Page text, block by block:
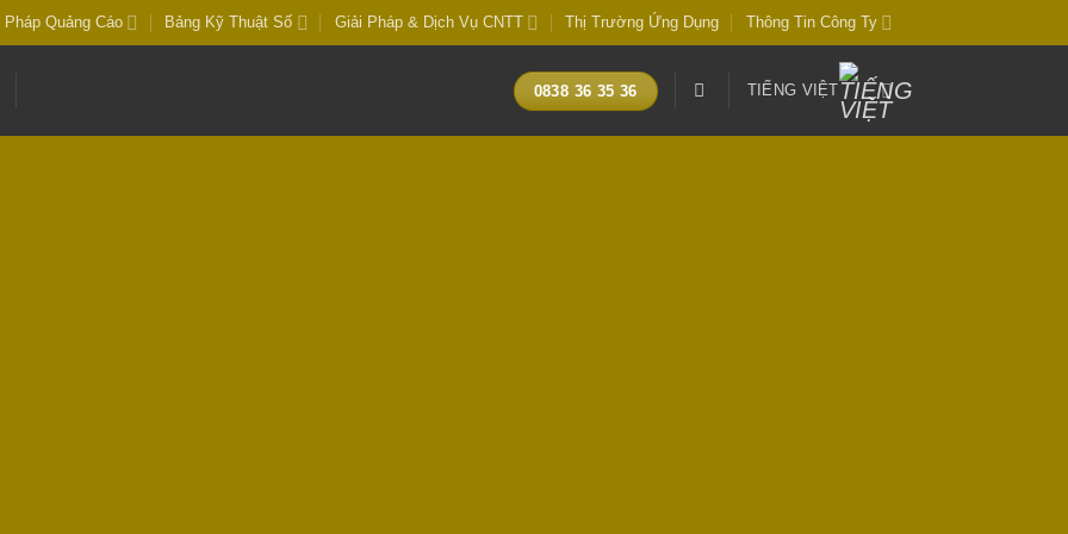
Pháp Quảng Cáo Bảng Kỹ Thuật Số Giải Pháp & Dịch Vụ CNTT Thị Trường Ứng Dụng Thông Tin Công Ty
0838 36 35 36 TIẾNG VIỆT